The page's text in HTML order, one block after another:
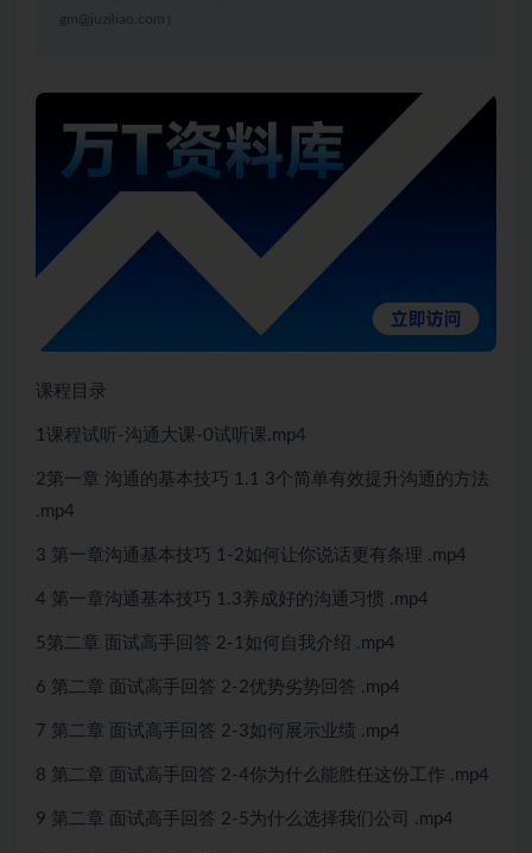
gm@juziliao.com）
课程目录
1课程试听-沟通大课-0试听课.mp4
2第一章 沟通的基本技巧 1.1 3个简单有效提升沟通的方法
.mp4
3 第一章沟通基本技巧 1-2如何让你说话更有条理 .mp4
4 第一章沟通基本技巧 1.3养成好的沟通习惯 .mp4
5第二章 面试高手回答 2-1如何自我介绍 .mp4
6 第二章 面试高手回答 2-2优势劣势回答 .mp4
7 第二章 面试高手回答 2-3如何展示业绩 .mp4
8 第二章 面试高手回答 2-4你为什么能胜任这份工作 .mp4
9 第二章 面试高手回答 2-5为什么选择我们公司 .mp4